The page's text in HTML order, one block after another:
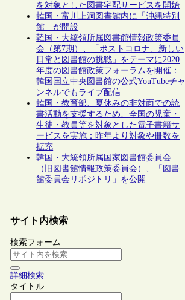
を対象とした図書宅配サービスを開始
韓国・富川上洞図書館内に「沖縄特別
館」が開設
韓国・大統領所属図書館情報政策委員
会（第7期）、「ポストコロナ、新しい
日常と図書館の挑戦」をテーマに2020
年度の図書館政策フォーラムを開催：
韓国国立中央図書館の公式YouTubeチャ
ンネルでもライブ配信
韓国・教育部、夏休みの非対面での読
書活動を支援するため、全国の児童・
生徒・教員等を対象とした電子書籍サ
ービスを実施：昨年より対象や冊数を
拡充
韓国・大統領所属国家図書館委員会
（旧図書館情報政策委員会）、「図書
館委員会リポジトリ」を公開
サイト内検索
検索フォーム
詳細検索
タイトル